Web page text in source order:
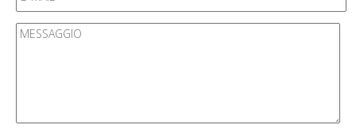
Messaggio